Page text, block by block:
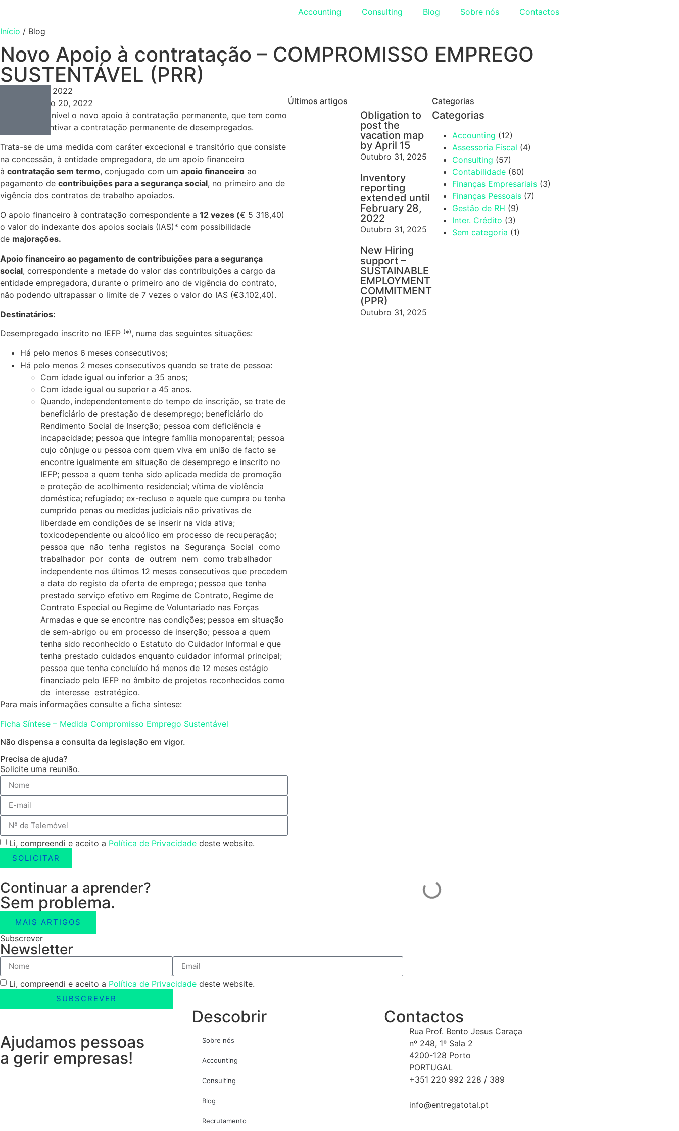
Accounting Consulting Blog Sobre nós
Contactos
Início / Blog
Novo Apoio à contratação – COMPROMISSO EMPREGO
SUSTENTÁVEL (PRR)
Fevereiro 20, 2022
Fevereiro 20, 2022
Já está disponível o novo apoio à contratação permanente, que tem como
objetivo incentivar a contratação permanente de desempregados.
Trata-se de uma medida com caráter excecional e transitório que consiste
na concessão, à entidade empregadora, de um apoio financeiro
à contratação sem termo, conjugado com um apoio financeiro ao
pagamento de contribuições para a segurança social, no primeiro ano de
vigência dos contratos de trabalho apoiados.
O apoio financeiro à contratação correspondente a 12 vezes (€ 5 318,40)
o valor do indexante dos apoios sociais (IAS)* com possibilidade
de majorações.
Apoio financeiro ao pagamento de contribuições para a segurança
social, correspondente a metade do valor das contribuições a cargo da
entidade empregadora, durante o primeiro ano de vigência do contrato,
não podendo ultrapassar o limite de 7 vezes o valor do IAS (€3.102,40).
Destinatários:
Desempregado inscrito no IEFP ⁽*⁾, numa das seguintes situações:
Há pelo menos 6 meses consecutivos;
Há pelo menos 2 meses consecutivos quando se trate de pessoa:
Com idade igual ou inferior a 35 anos;
Com idade igual ou superior a 45 anos.
Quando, independentemente do tempo de inscrição, se trate de
beneficiário de prestação de desemprego; beneficiário do
Rendimento Social de Inserção; pessoa com deficiência e
incapacidade; pessoa que integre família monoparental; pessoa
cujo cônjuge ou pessoa com quem viva em união de facto se
encontre igualmente em situação de desemprego e inscrito no
IEFP; pessoa a quem tenha sido aplicada medida de promoção
e proteção de acolhimento residencial; vítima de violência
doméstica; refugiado; ex-recluso e aquele que cumpra ou tenha
cumprido penas ou medidas judiciais não privativas de
liberdade em condições de se inserir na vida ativa;
toxicodependente ou alcoólico em processo de recuperação;
pessoa que não tenha registos na Segurança Social como
trabalhador por conta de outrem nem como trabalhador
independente nos últimos 12 meses consecutivos que precedem
a data do registo da oferta de emprego; pessoa que tenha
prestado serviço efetivo em Regime de Contrato, Regime de
Contrato Especial ou Regime de Voluntariado nas Forças
Armadas e que se encontre nas condições; pessoa em situação
de sem-abrigo ou em processo de inserção; pessoa a quem
tenha sido reconhecido o Estatuto do Cuidador Informal e que
tenha prestado cuidados enquanto cuidador informal principal;
pessoa que tenha concluído há menos de 12 meses estágio
financiado pelo IEFP no âmbito de projetos reconhecidos como
de interesse estratégico.
Para mais informações consulte a ficha síntese:
Ficha Síntese – Medida Compromisso Emprego Sustentável
Não dispensa a consulta da legislação em vigor.
Precisa de ajuda?
Solicite uma reunião.
Li, compreendi e aceito a Política de Privacidade deste website.
SOLICITAR
Últimos artigos
Obligation to
post the
vacation map
by April 15
Outubro 31, 2025
Inventory
reporting
extended until
February 28,
2022
Outubro 31, 2025
New Hiring
support –
SUSTAINABLE
EMPLOYMENT
COMMITMENT
(PPR)
Outubro 31, 2025
Categorias
Categorias
Accounting (12)
Assessoria Fiscal (4)
Consulting (57)
Contabilidade (60)
Finanças Empresariais (3)
Finanças Pessoais (7)
Gestão de RH (9)
Inter. Crédito (3)
Sem categoria (1)
Continuar a aprender?
Sem problema.
MAIS ARTIGOS
Subscrever
Newsletter
Li, compreendi e aceito a Política de Privacidade deste website.
SUBSCREVER
Ajudamos pessoas
a gerir empresas!
Descobrir
Sobre nós
Accounting
Consulting
Blog
Recrutamento
Contactos
Rua Prof. Bento Jesus Caraça
nº 248, 1º Sala 2
4200-128 Porto
PORTUGAL
+351 220 992 228 / 389
info@entregatotal.pt